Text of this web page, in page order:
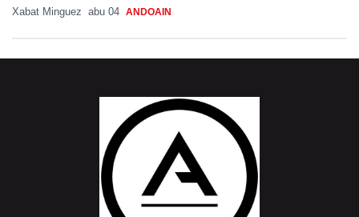
Xabat Minguez abu 04 ANDOAIN